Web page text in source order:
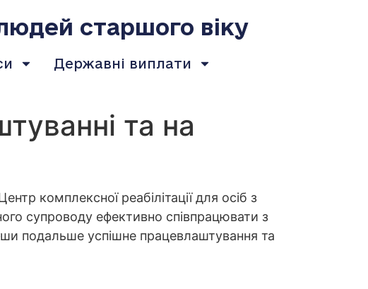
старшого віку
Державні виплати
та на
комплексної реабілітації для осіб з
супроводу ефективно співпрацювати з
подальше успішне працевлаштування та